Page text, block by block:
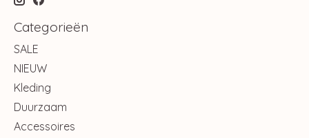
Categorieën
SALE
NIEUW
Kleding
Duurzaam
Accessoires